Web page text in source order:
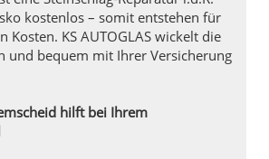
kostenlos – somit entstehen für
Kosten. KS AUTOGLAS wickelt die
und bequem mit Ihrer Versicherung
hilft bei Ihrem